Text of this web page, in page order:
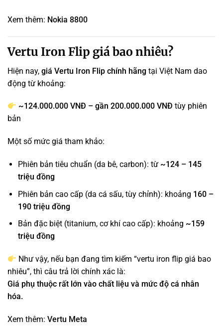
Xem thêm: Nokia 8800
Vertu Iron Flip giá bao nhiêu?
Hiện nay, giá Vertu Iron Flip chính hãng tại Việt Nam dao
động từ khoảng:
~124.000.000 VNĐ – gần 200.000.000 VNĐ tùy phiên
bản
Một số mức giá tham khảo:
Phiên bản tiêu chuẩn (da bê, carbon): từ ~124 – 145
triệu đồng
Phiên bản cao cấp (da cá sấu, tùy chỉnh): khoảng 160 –
190 triệu đồng
Bản đặc biệt (titanium, cơ khí cao cấp): khoảng ~159
triệu đồng
Như vậy, nếu bạn đang tìm kiếm “vertu iron flip giá bao
nhiêu”, thì câu trả lời chính xác là:
Giá phụ thuộc rất lớn vào chất liệu và mức độ cá nhân
hóa.
Xem thêm: Vertu Meta